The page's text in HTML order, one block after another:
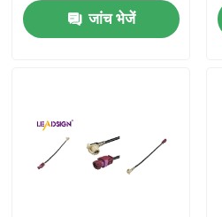
संपर्क करें
फकरा एचएसडी कनेक्टर
जांच भेजें